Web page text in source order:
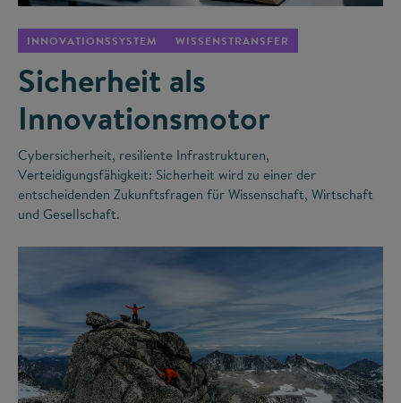
INNOVATIONSSYSTEM WISSENSTRANSFER
Sicherheit als
Innovationsmotor
Cybersicherheit, resiliente Infrastrukturen,
Verteidigungsfähigkeit: Sicherheit wird zu einer der
entscheidenden Zukunftsfragen für Wissenschaft, Wirtschaft
und Gesellschaft.